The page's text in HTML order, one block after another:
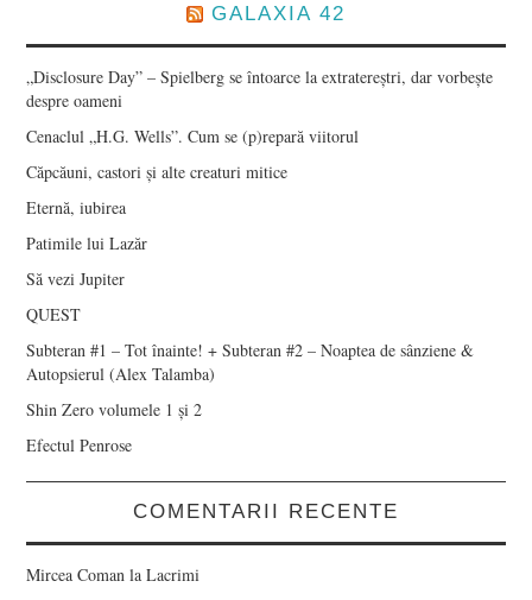
GALAXIA 42
„Disclosure Day” – Spielberg se întoarce la extratereștri, dar vorbește
despre oameni
Cenaclul „H.G. Wells”. Cum se (p)repară viitorul
Căpcăuni, castori și alte creaturi mitice
Eternă, iubirea
Patimile lui Lazăr
Să vezi Jupiter
QUEST
Subteran #1 – Tot înainte! + Subteran #2 – Noaptea de sânziene &
Autopsierul (Alex Talamba)
Shin Zero volumele 1 și 2
Efectul Penrose
COMENTARII RECENTE
Mircea Coman laLacrimi